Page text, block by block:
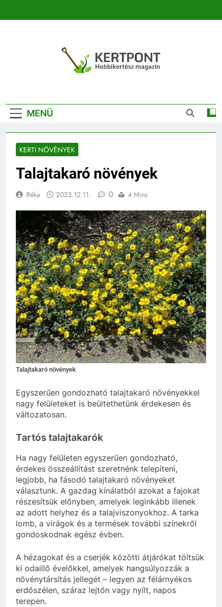
Kertészeti
Magazin |
Növénykereső És
Növényhatározó
MENÜ
KERTI NÖVÉNYEK
Talajtakaró növények
Réka 2023.12.11. 0 4 Mins
Talajtakaró növények
Egyszerűen gondozható talajtakaró növényekkel
nagy felületeket is beültethetünk érdekesen és
változatosan.
Tartós talajtakarók
Ha nagy felületen egyszerűen gondozható,
érdekes összeállítást szeretnénk telepíteni,
legjobb, ha fásodó talajtakaró növényeket
választunk. A gazdag kínálatból azokat a fajokat
részesítsük előnyben, amelyek leginkább illenek
az adott helyhez és a talajviszonyokhoz. A tarka
lomb, a virágok és a termések további színekről
gondoskodnak egész évben.
A hézagokat és a cserjék közötti átjárókat töltsük
ki odaillő évelőkkel, amelyek hangsúlyozzák a
növénytársítás jellegét – legyen az félárnyékos
erdőszélen, száraz lejtőn vagy nyílt, napos
terepen.